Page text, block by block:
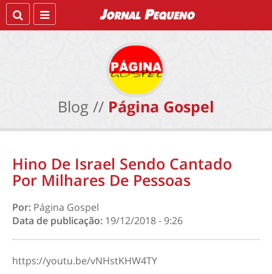
Blog // Página Gospel
Hino De Israel Sendo Cantado
Por Milhares De Pessoas
Por: Página Gospel
Data de publicação: 19/12/2018 - 9:26
https://youtu.be/vNHstKHW4TY